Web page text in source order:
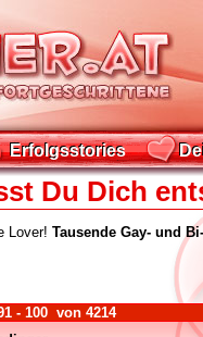
Erfolgsstories
Erfolgsstories
Du Dich
Lover! Tausende Gay- und
- 100von 4214